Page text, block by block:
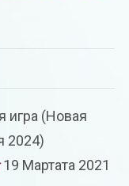
игра (Новая
2024)
19 Мартата 2021